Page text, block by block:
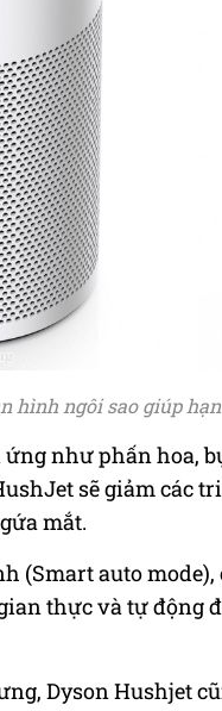
hình ngôi sao giúp
như phấn hoa,
sẽ giảm các
mắt.
(Smart auto
thực và tự động
Dyson Hushjet